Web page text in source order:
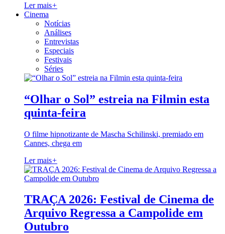
Ler mais+
Cinema
Notícias
Análises
Entrevistas
Especiais
Festivais
Séries
“Olhar o Sol” estreia na Filmin esta
quinta-feira
O filme hipnotizante de Mascha Schilinski, premiado em
Cannes, chega em
Ler mais+
TRAÇA 2026: Festival de Cinema de
Arquivo Regressa a Campolide em
Outubro